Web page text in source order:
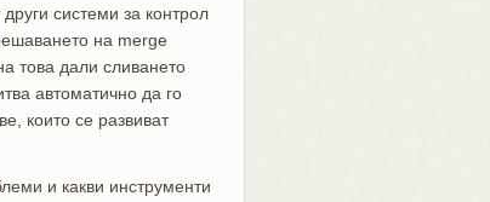
системи за контрол
на merge
това дали сливането
автоматично да го
които се развиват
и какви инструменти